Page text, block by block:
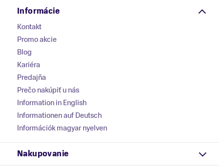
Informácie
Kontakt
Promo akcie
Blog
Kariéra
Predajňa
Prečo nakúpiť u nás
Information in English
Informationen auf Deutsch
Információk magyar nyelven
Nakupovanie